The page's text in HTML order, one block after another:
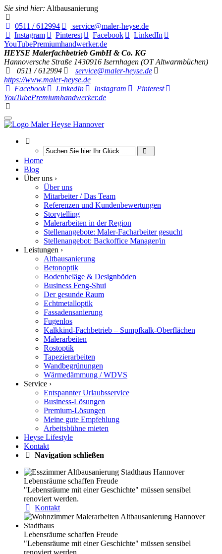
Sie sind hier: Altbausanierung
0511 / 612994
service@maler-heyse.de
Instagram
Pinterest Facebook
LinkedIn
YouTubePremiumhandwerker.de
HEYSE Malerfachbetrieb GmbH & Co. KG
Hannoversche Straße 1430916 Isernhagen (OT Altwarmbüchen)
0511 / 612994
service@maler-heyse.de
https://www.maler-heyse.de
Facebook
LinkedIn Instagram
Pinterest
YouTubePremiumhandwerker.de
Home
Blog
Über uns ›
Über uns
Mitarbeiter / Das Team
Referenzen und Kundenbewertungen
Storytelling
Malerarbeiten in der Region
Stellenangebote: Maler-Facharbeiter gesucht
Stellenangebot: Backoffice Manager/in
Leistungen ›
Altbausanierung
Betonoptik
Bodenbeläge & Designböden
Business Feng-Shui
Der gesunde Raum
Echtmetalloptik
Fassadensanierung
Fugenlos
Kalkkind-Fachbetrieb – Sumpfkalk-Oberflächen
Malerarbeiten
Rostoptik
Tapezierarbeiten
Wandbegrünungen
Wärmedämmung / WDVS
Service ›
Entspannter Urlaubsservice
Business-Lösungen
Premium-Lösungen
Meine gute Empfehlung
Arbeitsbühne mieten
Heyse Lifestyle
Kontakt
Navigation schließen
Lebensräume schaffen Freude
"Lebensräume mit einer Geschichte" müssen sensibel
renoviert werden.
Kontakt
Lebensräume schaffen Freude
"Lebensräume mit einer Geschichte" müssen sensibel
renoviert werden.